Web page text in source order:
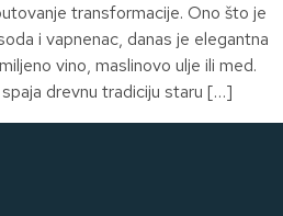
transformacije. Ono što je
i vapnenac, danas je elegantna
vino, maslinovo ulje ili med.
drevnu tradiciju staru […]